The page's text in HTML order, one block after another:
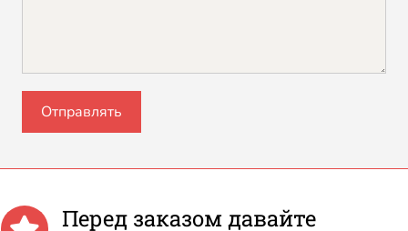
Перед заказом давайте